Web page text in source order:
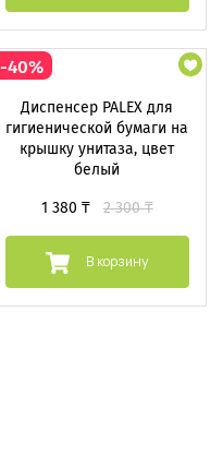
-40%
Диспенсер PALEX для
гигиенической бумаги на
крышку унитаза, цвет
белый
1 380 ₸ 2 300 ₸
В корзину